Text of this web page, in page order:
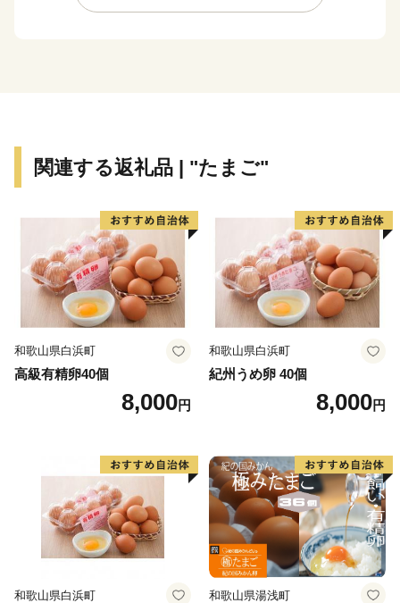
関連する返礼品 | "たまご"
和歌山県白浜町
高級有精卵40個
8,000円
和歌山県白浜町
紀州うめ卵 40個
8,000円
和歌山県白浜町 和歌山県湯浅町